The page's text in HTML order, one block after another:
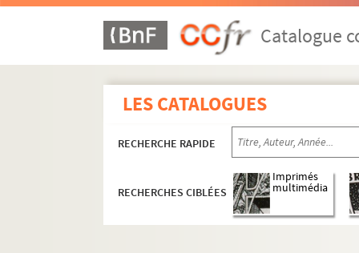
Catalogue
LES CATALOGUES
RECHERCHE RAPIDE
RECHERCHES CIBLÉES
Imprimés
multimédia